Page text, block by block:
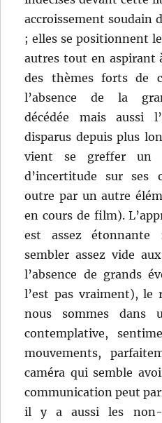
accroissement soudain
; elles se positionnent
autres tout en aspirant
des thèmes forts de
l’absence de la
décédée mais aussi
disparus depuis plus
vient se greffer un
d’incertitude sur ses
outre par un autre
en cours de film).
est assez
sembler assez vide
l’absence de grands
l’est pas vraiment), le
nous sommes dans
contemplative,
mouvements,
caméra qui semble
communication peut
il y a aussi les